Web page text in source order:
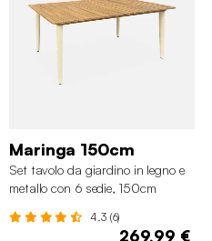
Maringa 150cm
Set tavolo da giardino in legno e
metallo con 6 sedie, 150cm
4.3 (6)
269,99 €